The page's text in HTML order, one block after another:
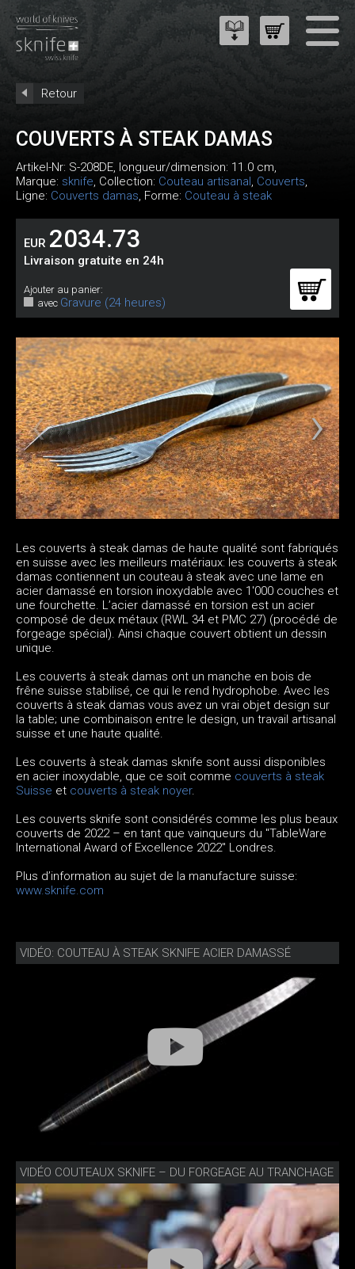
Retour
COUVERTS À STEAK DAMAS
Artikel-Nr: S-208DE, longueur/dimension: 11.0 cm,
Marque: sknife, Collection: Couteau artisanal, Couverts,
Ligne: Couverts damas, Forme: Couteau à steak
EUR 2034.73
Livraison gratuite en 24h
Ajouter au panier:
avec Gravure (24 heures)
Les couverts à steak damas de haute qualité sont fabriqués
en suisse avec les meilleurs matériaux: les couverts à steak
damas contiennent un couteau à steak avec une lame en
acier damassé en torsion inoxydable avec 1'000 couches et
une fourchette. L’acier damassé en torsion est un acier
composé de deux métaux (RWL 34 et PMC 27) (procédé de
forgeage spécial). Ainsi chaque couvert obtient un dessin
unique.
Les couverts à steak damas ont un manche en bois de
frêne suisse stabilisé, ce qui le rend hydrophobe. Avec les
couverts à steak damas vous avez un vrai objet design sur
la table; une combinaison entre le design, un travail artisanal
suisse et une haute qualité.
Les couverts à steak damas sknife sont aussi disponibles
en acier inoxydable, que ce soit comme couverts à steak
Suisse et couverts à steak noyer.
Les couverts sknife sont considérés comme les plus beaux
couverts de 2022 – en tant que vainqueurs du "TableWare
International Award of Excellence 2022" Londres.
Plus d’information au sujet de la manufacture suisse:
www.sknife.com
VIDÉO: COUTEAU À STEAK SKNIFE ACIER DAMASSÉ
VIDÉO COUTEAUX SKNIFE – DU FORGEAGE AU TRANCHAGE